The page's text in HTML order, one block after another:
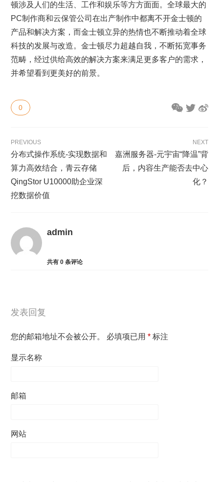
顿涉及人们的生活、工作和娱乐等方方面面。全球最大的
PC制作商和云保管公司在出产制作中都离不开金士顿的
产品和解决方案，而金士顿立异的热情也不断推动着全球
科技的发展与改造。金士顿尽力超越自我，不断拓宽事务
范畴，经过供给高效的解决方案来满足更多客户的需求，
并希望看到更美好的前景。
0
PREVIOUS
分布式操作系统-实现数据和
算力高效结合，青云存储
QingStor U10000助企业深
挖数据价值
NEXT
嘉洲服务器-元宇宙“降温”背
后，内容生产能否去中心
化？
admin
共有0 条评论
发表回复
您的邮箱地址不会被公开。 必填项已用* 标注
显示名称
邮箱
网站